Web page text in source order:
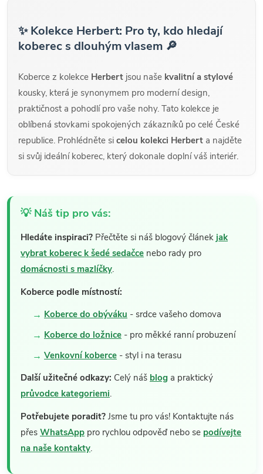
✨ Kolekce Herbert: Pro ty, kdo hledají
koberec s dlouhým vlasem 🔎
Koberce z kolekce Herbert jsou naše kvalitní a stylové
kousky, která je synonymem pro moderní design,
praktičnost a pohodlí pro vaše nohy. Tato kolekce je
oblíbená stovkami spokojených zákazníků po celé České
republice. Prohlédněte si celou kolekci Herbert a najděte
si svůj ideální koberec, který dokonale doplní váš interiér.
💡 Náš tip pro vás:
Hledáte inspiraci? Přečtěte si náš blogový článek jak
vybrat koberec k šedé sedačce nebo rady pro
domácnosti s mazlíčky.
Koberce podle místností:
Koberce do obýváku - srdce vašeho domova
Koberce do ložnice - pro měkké ranní probuzení
Venkovní koberce - styl i na terasu
Další užitečné odkazy: Celý náš blog a praktický
průvodce kategoriemi.
Potřebujete poradit? Jsme tu pro vás! Kontaktujte nás
přes WhatsApp pro rychlou odpověď nebo se podívejte
na naše kontakty.